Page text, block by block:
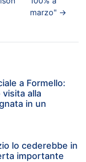
marzo" →
a Formello:
alla
in un
lo cederebbe in
importante